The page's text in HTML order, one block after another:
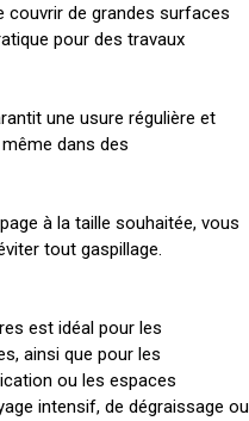
couvrir de grandes surfaces
pour des travaux
une usure régulière et
dans des
à la taille souhaitée, vous
tout gaspillage.
est idéal pour les
ainsi que pour les
ou les espaces
intensif, de dégraissage ou